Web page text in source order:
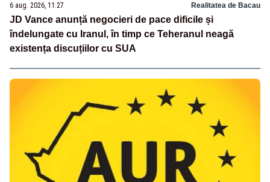
6 aug. 2026, 11:27 Realitatea de Bacau
JD Vance anunță negocieri de pace dificile și
îndelungate cu Iranul, în timp ce Teheranul neagă
existența discuțiilor cu SUA